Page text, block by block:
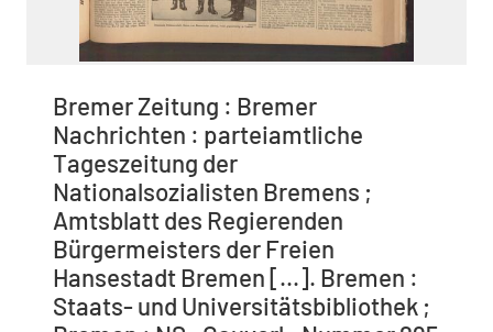
Bremer Zeitung : Bremer
Nachrichten : parteiamtliche
Tageszeitung der
Nationalsozialisten Bremens ;
Amtsblatt des Regierenden
Bürgermeisters der Freien
Hansestadt Bremen [...]. Bremen :
Staats- und Universitätsbibliothek ;